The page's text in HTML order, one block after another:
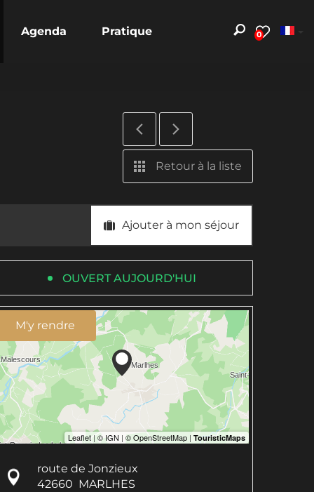
0
Agenda Pratique
Retour à la liste
Ajouter à mon séjour
OUVERT AUJOURD'HUI
M'y rendre
route de Jonzieux
42660 MARLHES